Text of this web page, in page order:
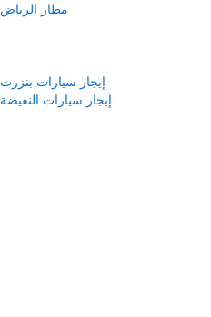
مطار الرياض
إيجار سيارات بنزرت
إيجار سيارات النفيضة